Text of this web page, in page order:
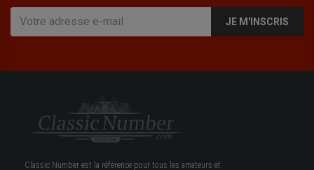
JE M'INSCRIS
Classic Number est la référence pour tous les amateurs et